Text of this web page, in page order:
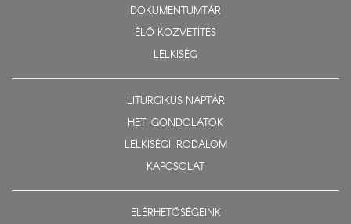
DOKUMENTUMTÁR
ÉLŐ KÖZVETÍTÉS
LELKISÉG
LITURGIKUS NAPTÁR
HETI GONDOLATOK
LELKISÉGI IRODALOM
KAPCSOLAT
ELÉRHETŐSÉGEINK